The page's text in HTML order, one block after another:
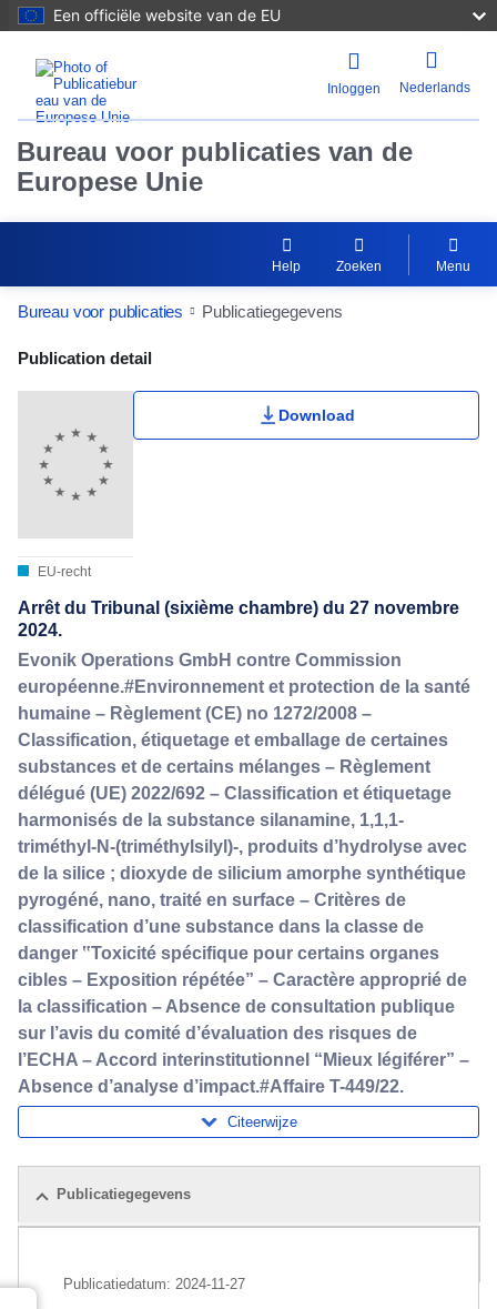
Een officiële website van de EU
Inloggen Nederlands
Bureau voor publicaties van de
Europese Unie
Help Zoeken Menu
Bureau voor publicaties Publicatiegegevens
Publication Detail Actions Portlet
Publication detail
EU-recht
Download
Arrêt du Tribunal (sixième chambre) du 27 novembre
2024.
Evonik Operations GmbH contre Commission
européenne.#Environnement et protection de la santé
humaine – Règlement (CE) no 1272/2008 –
Classification, étiquetage et emballage de certaines
substances et de certains mélanges – Règlement
délégué (UE) 2022/692 – Classification et étiquetage
harmonisés de la substance silanamine, 1,1,1-
triméthyl-N-(triméthylsilyl)-, produits d’hydrolyse avec
de la silice ; dioxyde de silicium amorphe synthétique
pyrogéné, nano, traité en surface – Critères de
classification d’une substance dans la classe de
danger ‟Toxicité spécifique pour certains organes
cibles – Exposition répétée” – Caractère approprié de
la classification – Absence de consultation publique
sur l’avis du comité d’évaluation des risques de
l’ECHA – Accord interinstitutionnel “Mieux légiférer” –
Absence d’analyse d’impact.#Affaire T-449/22.
Citeerwijze
Publicatiegegevens
Publicatiedatum: 2024-11-27